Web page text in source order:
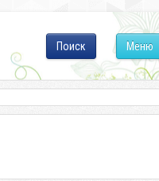
Меню
Поиск